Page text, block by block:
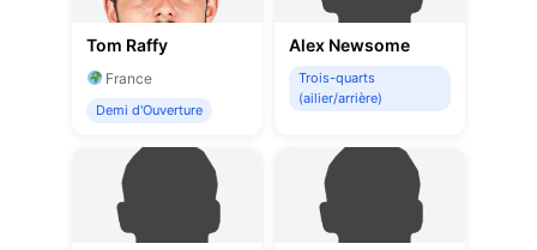
Tom Raffy
France
Demi d'Ouverture
Alex Newsome
Trois-quarts
(ailier/arrière)